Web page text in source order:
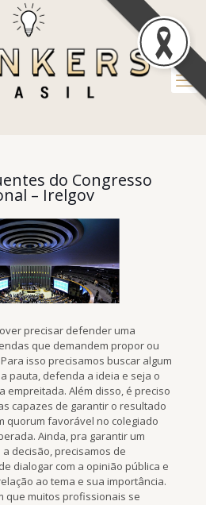
do Congresso
– Irelgov
precisar defender uma
que demandem propor ou
isso precisamos buscar algum
pauta, defenda a ideia e seja o
empreitada. Além disso, é preciso
capazes de garantir o resultado
quorum favorável no colegiado
Ainda, pra garantir um
decisão, precisamos de
dialogar com a opinião pública e
ao tema e sua importância.
que muitos profissionais se